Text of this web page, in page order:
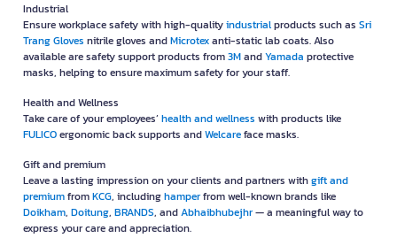
Industrial
Ensure workplace safety with high-qualityindustrialproducts such as Sri
Trang Gloves nitrile gloves andMicrotexanti-static lab coats. Also
available are safety support products from3MandYamada protective
masks, helping to ensure maximum safety for your staff.
Health and Wellness
Take care of your employees’health and wellness with products like
FULICOergonomic back supports andWelcareface masks.
Gift and premium
Leave a lasting impression on your clients and partners withgift and
premiumfromKCG, includinghamperfrom well-known brands like
Doikham, Doitung, BRANDS, andAbhaibhubejhr— a meaningful way to
express your care and appreciation.